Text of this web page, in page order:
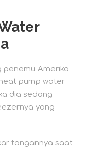
penemu Amerika
pump water
dia sedang
yang
tangannya saat